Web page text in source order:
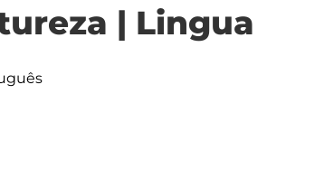
| Lingua